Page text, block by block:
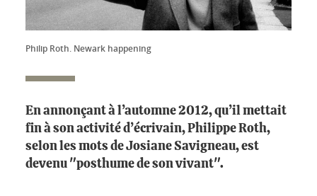
Philip Roth. Newark happening
En annonçant à l’automne 2012, qu’il mettait
fin à son activité d’écrivain, Philippe Roth,
selon les mots de Josiane Savigneau, est
devenu "posthume de son vivant".